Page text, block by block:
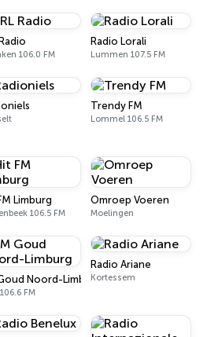
106.0 FM
Radio Lorali
Lummen 107.5 FM
Trendy FM
Lommel 106.5 FM
Limburg
106.5 FM
Omroep Voeren
Moelingen
Noord-Limburg
FM
Radio Ariane
Kortessem